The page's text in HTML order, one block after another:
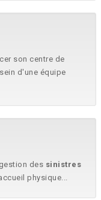
son centre de
d'une équipe
des sinistres
physique...